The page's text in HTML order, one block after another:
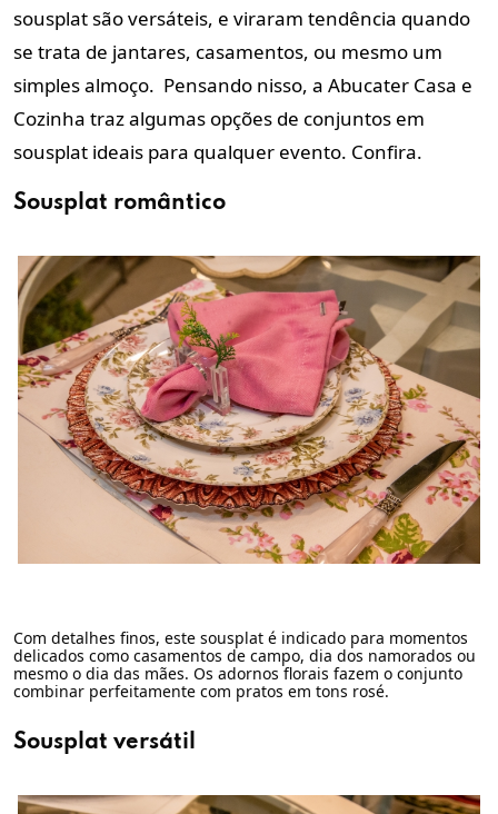
sousplat são versáteis, e viraram tendência quando
se trata de jantares, casamentos, ou mesmo um
simples almoço. Pensando nisso, a Abucater Casa e
Cozinha traz algumas opções de conjuntos em
sousplat ideais para qualquer evento. Confira.
Sousplat romântico
Com detalhes finos, este sousplat é indicado para momentos
delicados como casamentos de campo, dia dos namorados ou
mesmo o dia das mães. Os adornos florais fazem o conjunto
combinar perfeitamente com pratos em tons rosé.
Sousplat versátil